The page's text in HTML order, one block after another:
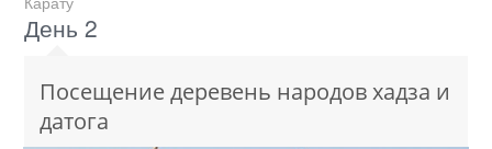
День 2
Посещение деревень народов хадза и
датога